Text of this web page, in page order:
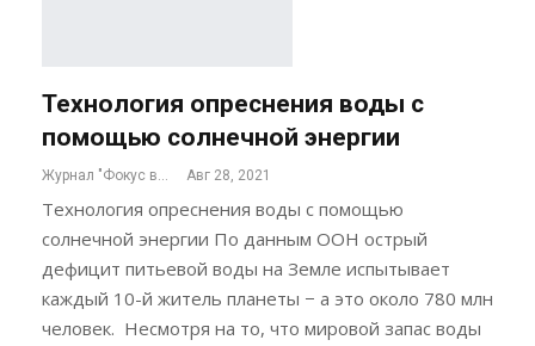
Технология опреснения воды с
помощью солнечной энергии
Журнал "Фокус внимания" Авг 28, 2021
Технология опреснения воды с помощью
солнечной энергии По данным ООН острый
дефицит питьевой воды на Земле испытывает
каждый 10-й житель планеты − а это около 780 млн
человек. Несмотря на то, что мировой запас воды